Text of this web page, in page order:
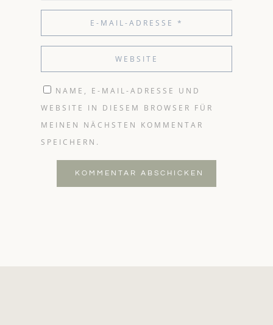
NAME, E-MAIL-ADRESSE UND
WEBSITE IN DIESEM BROWSER FÜR
MEINEN NÄCHSTEN KOMMENTAR
SPEICHERN.
KOMMENTAR ABSCHICKEN